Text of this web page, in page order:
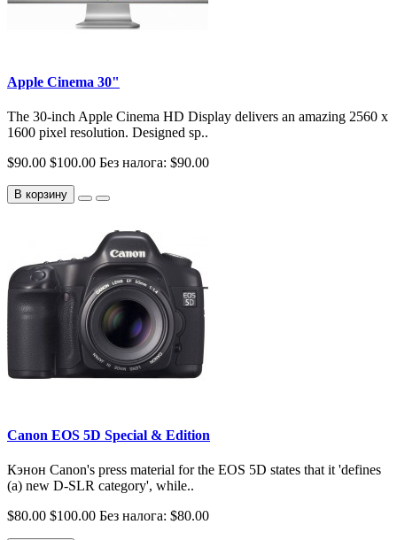
Apple Cinema 30"
The 30-inch Apple Cinema HD Display delivers an amazing 2560 x
1600 pixel resolution. Designed sp..
$90.00 $100.00 Без налога: $90.00
В корзину
Canon EOS 5D Special & Edition
Кэнон Canon's press material for the EOS 5D states that it 'defines
(a) new D-SLR category', while..
$80.00 $100.00 Без налога: $80.00